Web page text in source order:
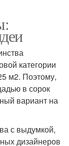
категории
м2. Поэтому,
в сорок
вариант на
с выдумкой,
дизайнеров